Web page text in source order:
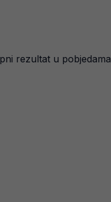
rezultat u pobjedama